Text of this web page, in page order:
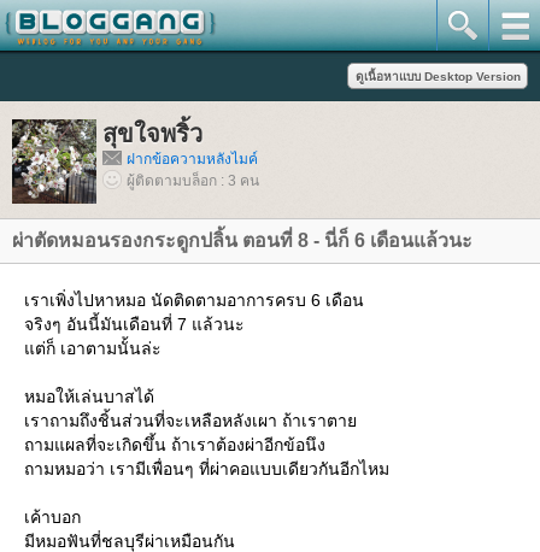
สุขใจพริ้ว
ฝากข้อความหลังไมค์
ผู้ติดตามบล็อก : 3 คน
ผ่าตัดหมอนรองกระดูกปลิ้น ตอนที่ 8 - นี่ก็ 6 เดือนแล้วนะ
เราเพิ่งไปหาหมอ นัดติดตามอาการครบ 6 เดือน
จริงๆ อันนี้มันเดือนที่ 7 แล้วนะ
ต่ก็ เอาตามนั้นล่ะ
หมอให้เล่นบาสได้
เราถามถึงชิ้นส่วนที่จะเหลือหลังเผา ถ้าเราตา
ถามแผลที่จะเกิดขึ้น ถ้าเราต้องผ่าอีกข้อนึง
ถามหมอว่า เรามีเพื่อนๆ ที่ผ่าคอแบบเดียวกันอีกไหม
เค้าบอก
มีหมอฟันที่ชลบุรีผ่าเหมือนกัน